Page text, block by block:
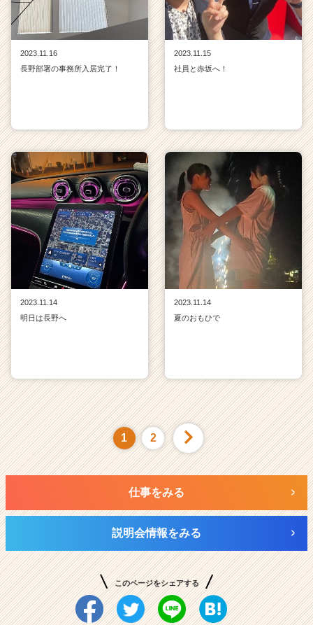
2023.11.16
長野部署の事務所入居完了！
2023.11.15
社員と赤坂へ！
2023.11.14
明日は長野へ
2023.11.14
夏のおもひで
1 2
仕事をみる
説明会情報をみる
このページをシェアする